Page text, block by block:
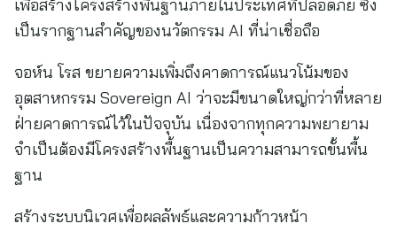
เพื่อสร้างโครงสร้างพื้นฐานภายในประเทศที่ปลอดภัย ซึ่ง
เป็นรากฐานสำคัญของนวัตกรรม AI ที่น่าเชื่อถือ
จอห์น โรส ขยายความเพิ่มถึงคาดการณ์แนวโน้มของ
อุตสาหกรรม Sovereign AI ว่าจะมีขนาดใหญ่กว่าที่หลาย
ฝ่ายคาดการณ์ไว้ในปัจจุบัน เนื่องจากทุกความพยายาม
จำเป็นต้องมีโครงสร้างพื้นฐานเป็นความสามารถขั้นพื้น
ฐาน
สร้างระบบนิเวศเพื่อผลลัพธ์และความก้าวหน้า